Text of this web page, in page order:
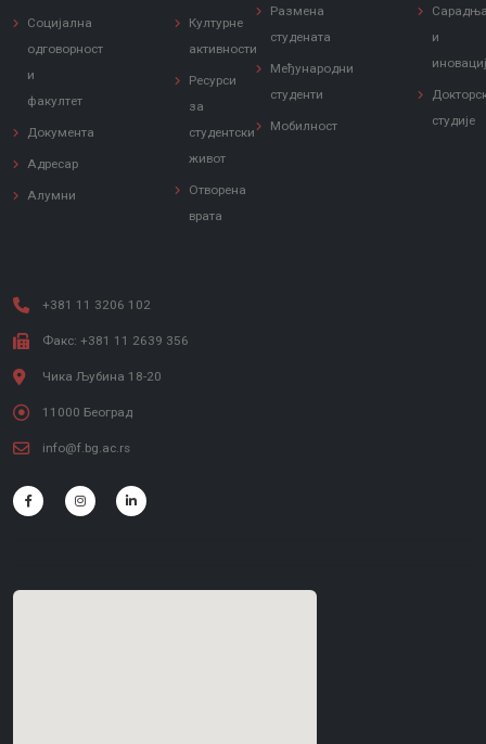
Социјална
одговорност
и
факултет
Документа
Адресар
Алумни
Културне
активности
Ресурси
за
студентски
живот
Отворена
врата
Размена
студената
Међународни
студенти
Мобилност
и
студије
+381 11 3206 102
Факс: +381 11 2639 356
Чика Љубина 18-20
11000 Београд
info@f.bg.ac.rs